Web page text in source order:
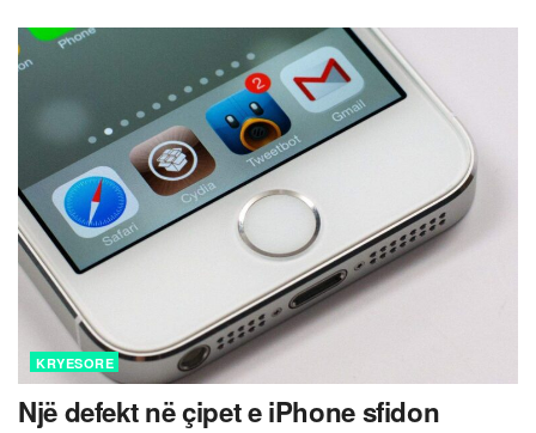
KRYESORE
Një defekt në çipet e iPhone sfidon